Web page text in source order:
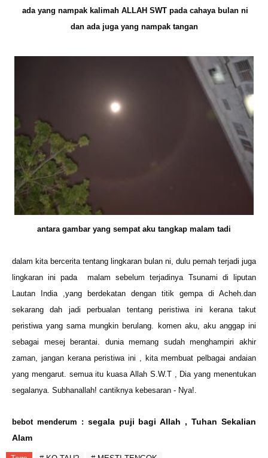
ada yang nampak kalimah ALLAH SWT pada cahaya bulan ni
dan ada juga yang nampak tangan
antara gambar yang sempat aku tangkap malam tadi
dalam kita bercerita tentang lingkaran bulan ni, dulu pernah terjadi juga
lingkaran ini pada
malam sebelum terjadinya Tsunami di liputan
Lautan India ,yang berdekatan dengan titik gempa di Acheh.dan
sekarang dah jadi perbualan tentang peristiwa ini kerana takut
peristiwa yang sama mungkin berulang. komen aku, aku anggap ini
sebagai mesej berantai. dunia memang sudah menghampiri akhir
zaman, jangan kerana peristiwa ini , kita membuat pelbagai andaian
yang mengarut. semua itu kuasa Allah S.W.T , Dia yang menentukan
segalanya. Subhanallah! cantiknya kebesaran - Nya!.
bebot menderum : segala puji bagi Allah , Tuhan Sekalian
Alam